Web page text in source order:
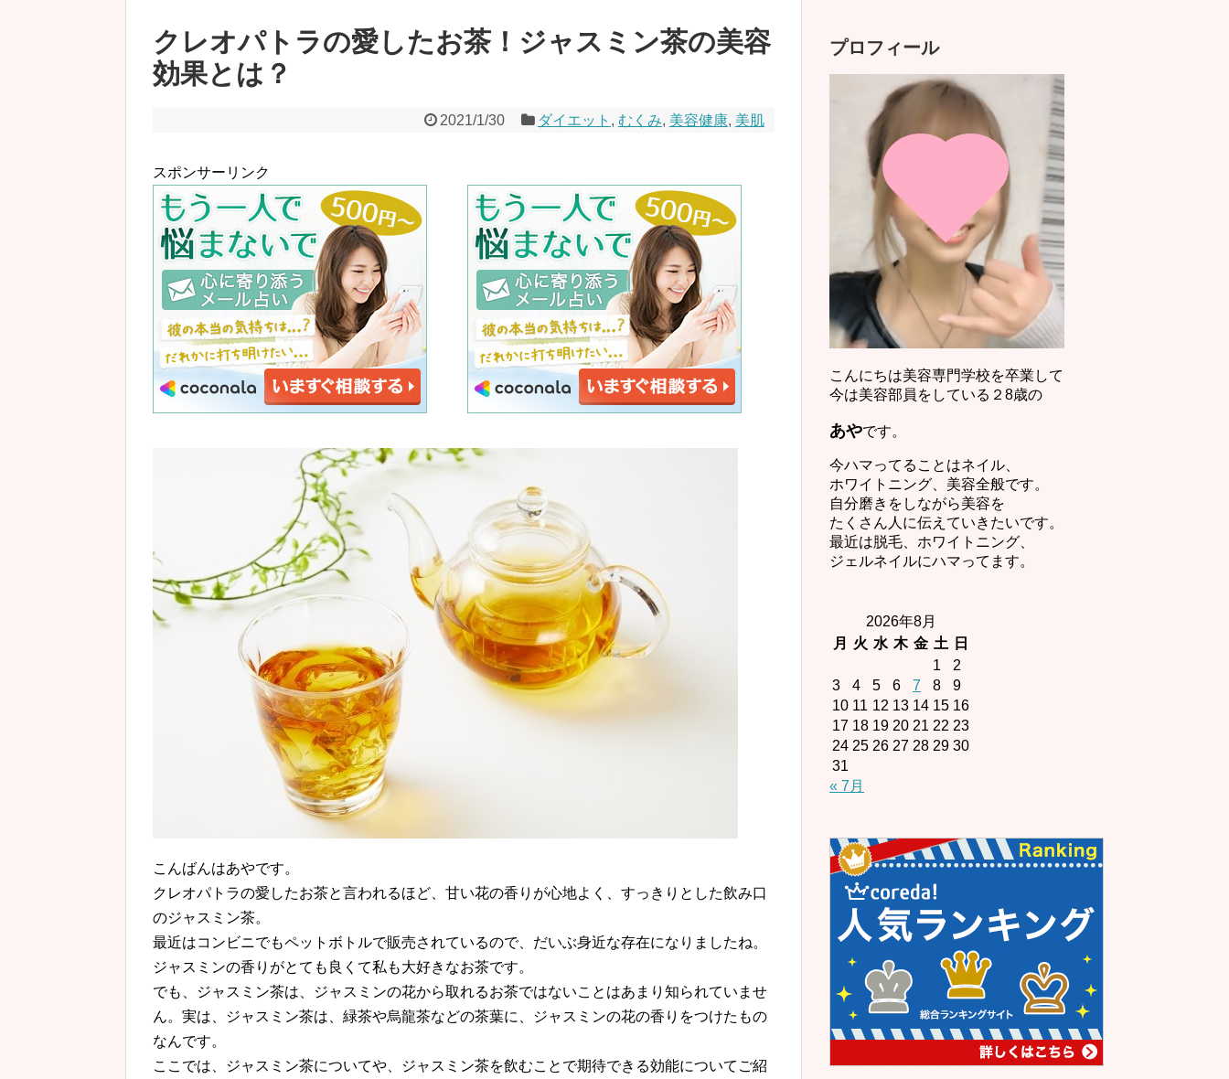
クレオパトラの愛したお茶！ジャスミン茶の美容
効果とは？
2021/1/30 ダイエット , むくみ, 美容健康, 美肌
スポンサーリンク
こんばんはあやです。
クレオパトラの愛したお茶と言われるほど、甘い花の香りが心地よく、すっきりとした飲み口
のジャスミン茶。
最近はコンビニでもペットボトルで販売されているので、だいぶ身近な存在になりましたね。
ジャスミンの香りがとても良くて私も大好きなお茶です。
でも、ジャスミン茶は、ジャスミンの花から取れるお茶ではないことはあまり知られていませ
ん。実は、ジャスミン茶は、緑茶や烏龍茶などの茶葉に、ジャスミンの花の香りをつけたもの
なんです。
ここでは、ジャスミン茶についてや、ジャスミン茶を飲むことで期待できる効能についてご紹
プロフィール
こんにちは美容専門学校を卒業して
今は美容部員をしている２8歳の
あやです。
今ハマってることはネイル、
ホワイトニング、美容全般です。
自分磨きをしながら美容を
たくさん人に伝えていきたいです。
最近は脱毛、ホワイトニング、
ジェルネイルにハマってます。
2026年8月
月
火 水 木 金 土
日
1
2
3
4 5 6 7 8
9
10 11 12 13 14 15 16
17 18 19 20 21 22 23
24 25 26 27 28 29 30
31
« 7月